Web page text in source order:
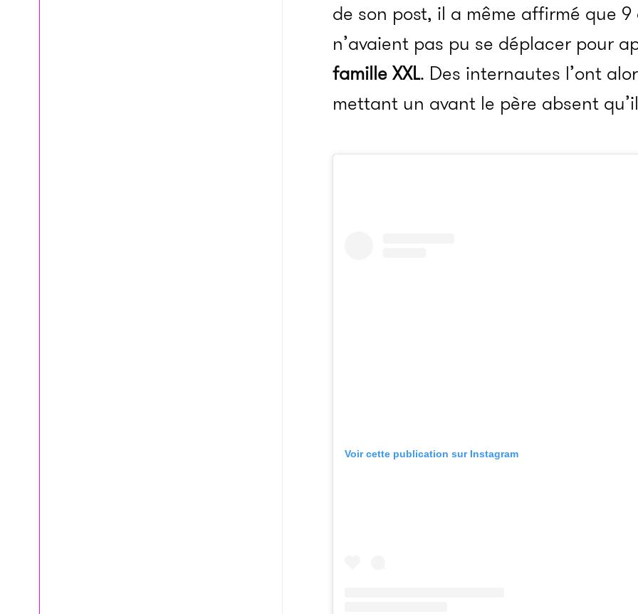
de son post, il a même affirmé que
n’avaient pas pu se déplacer pour
famille XXL. Des internautes l’ont
mettant un avant le père absent
Voir cette publication sur Instagram